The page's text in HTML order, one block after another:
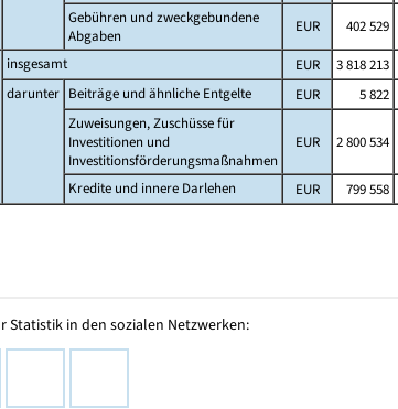
Gebühren und zweckgebundene
Abgaben
EUR 402 529
insgesamt EUR 3 818 213
darunter Beiträge und ähnliche Entgelte EUR 5 822
Zuweisungen, Zuschüsse für
Investitionen und
Investitionsförderungsmaßnahmen
EUR 2 800 534
Kredite und innere Darlehen EUR 799 558
Statistik in den sozialen Netzwerken: